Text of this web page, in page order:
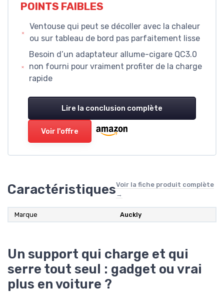
POINTS FAIBLES
Ventouse qui peut se décoller avec la chaleur
ou sur tableau de bord pas parfaitement lisse
Besoin d’un adaptateur allume-cigare QC3.0
non fourni pour vraiment profiter de la charge
rapide
Lire la conclusion complète
Voir l'offre
CaractéristiquesVoir la fiche produit complète
→
Marque Auckly
Un support qui charge et qui
serre tout seul : gadget ou vrai
plus en voiture ?